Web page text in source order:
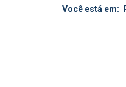
Você está em: